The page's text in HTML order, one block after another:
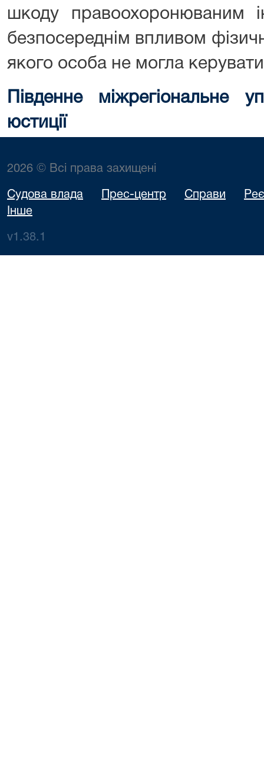
шкоду правоохоронюваним
безпосереднім впливом
якого особа не могла
Південне міжрегіональне
юстиції
2026 © Всі права захищені
Судова влада Прес-центр Справи
Інше
v1.38.1